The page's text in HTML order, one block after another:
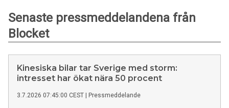
Senaste pressmeddelandena från
Blocket
Kinesiska bilar tar Sverige med storm:
intresset har ökat nära 50 procent
3.7.2026 07:45:00 CEST Pressmeddelande